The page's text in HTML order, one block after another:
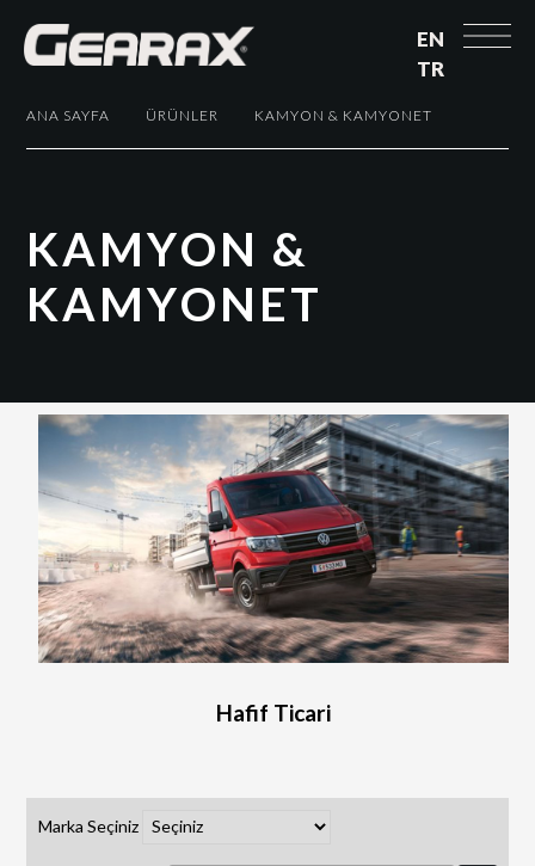
EN
TR
ANA SAYFA ÜRÜNLER KAMYON & KAMYONET
KAMYON &
KAMYONET
Hafif Ticari
Marka Seçiniz